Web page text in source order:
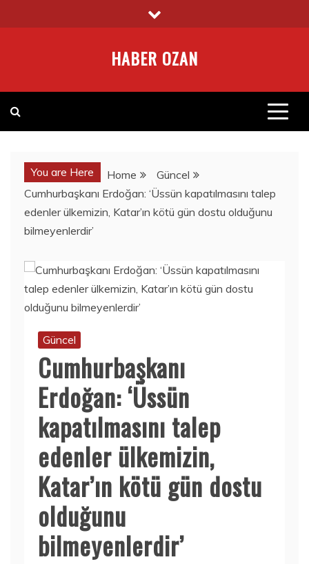
to
HABER OZAN
You are Here Home
Güncel
Cumhurbaşkanı Erdoğan: ‘Üssün kapatılmasını talep
edenler ülkemizin, Katar’ın kötü gün dostu olduğunu
bilmeyenlerdir’
Güncel
Cumhurbaşkanı
Erdoğan: ‘Üssün
kapatılmasını talep
edenler ülkemizin,
Katar’ın kötü gün dostu
olduğunu
bilmeyenlerdir’